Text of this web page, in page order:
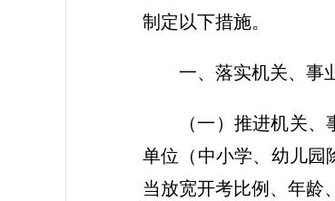
制定以下措施。
一、落实机关、事
（一）推进机关
单位（中小学、幼儿园
当放宽开考比例、年龄